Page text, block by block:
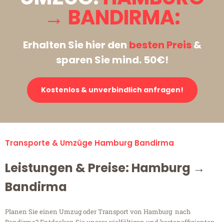
→ BANDIRMA:
Erhalten Sie hier den besten Preis&
sparen Sie mind. 50€!
Kostenlos & unverbindlich anfragen!
Transporte & Umzüge Hamburg Bandirma
Leistungen & Preise: Hamburg →
Bandirma
Planen Sie einen Umzug oder Transport von Hamburg nach